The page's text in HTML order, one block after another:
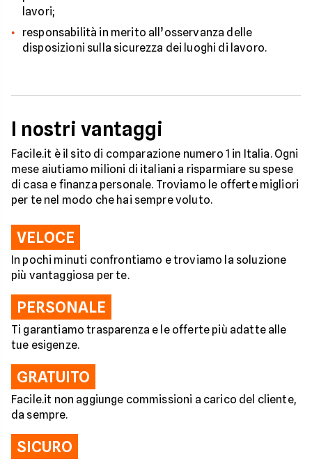
lavori;
responsabilità in merito all’osservanza delle
disposizioni sulla sicurezza dei luoghi di lavoro.
I nostri vantaggi
Facile.it è il sito di comparazione numero 1 in Italia. Ogni
mese aiutiamo milioni di italiani a risparmiare su spese
di casa e finanza personale. Troviamo le offerte migliori
per te nel modo che hai sempre voluto.
VELOCE
In pochi minuti confrontiamo e troviamo la soluzione
più vantaggiosa per te.
PERSONALE
Ti garantiamo trasparenza e le offerte più adatte alle
tue esigenze.
GRATUITO
Facile.it non aggiunge commissioni a carico del cliente,
da sempre.
SICURO